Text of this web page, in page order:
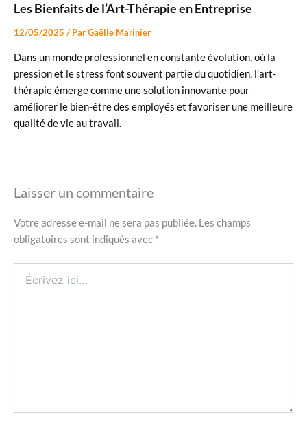
Les Bienfaits de l’Art-Thérapie en Entreprise
12/05/2025 / ParGaëlle Marinier
Dans un monde professionnel en constante évolution, où la
pression et le stress font souvent partie du quotidien, l’art-
thérapie émerge comme une solution innovante pour
améliorer le bien-être des employés et favoriser une meilleure
qualité de vie au travail.
Laisser un commentaire
Votre adresse e-mail ne sera pas publiée. Les champs
obligatoires sont indiqués avec *
ici…